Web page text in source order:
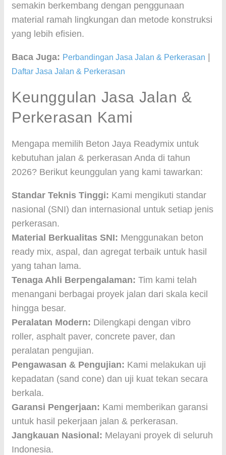
semakin berkembang dengan penggunaan
material ramah lingkungan dan metode konstruksi
yang lebih efisien.
Baca Juga: Perbandingan Jasa Jalan & Perkerasan
Daftar Jasa Jalan & Perkerasan
Keunggulan Jasa Jalan &
Perkerasan Kami
Mengapa memilih Beton Jaya Readymix untuk
kebutuhan jalan & perkerasan Anda di tahun
2026? Berikut keunggulan yang kami tawarkan:
Standar Teknis Tinggi: Kami mengikuti standar
nasional (SNI) dan internasional untuk setiap jenis
perkerasan.
Material Berkualitas SNI: Menggunakan beton
ready mix, aspal, dan agregat terbaik untuk hasil
yang tahan lama.
Tenaga Ahli Berpengalaman: Tim kami telah
menangani berbagai proyek jalan dari skala kecil
hingga besar.
Peralatan Modern: Dilengkapi dengan vibro
roller, asphalt paver, concrete paver, dan
peralatan pengujian.
Pengawasan & Pengujian: Kami melakukan uji
kepadatan (sand cone) dan uji kuat tekan secara
berkala.
Garansi Pengerjaan: Kami memberikan garansi
untuk hasil pekerjaan jalan & perkerasan.
Jangkauan Nasional: Melayani proyek di seluruh
Indonesia.